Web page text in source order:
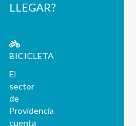
LLEGAR?
BICICLETA
El
sector
de
Providencia
cuenta